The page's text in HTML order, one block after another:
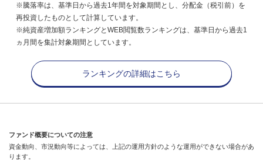
※騰落率は、基準日から過去1年間を対象期間とし、分配金（税引前）を
再投資したものとして計算しています。
※純資産増加額ランキングとWEB閲覧数ランキングは、基準日から過去1
ヵ月間を集計対象期間としています。
ランキングの詳細はこちら
ファンド概要についての注意
資金動向、市況動向等によっては、上記の運用方針のような運用ができない場合があ
ります。